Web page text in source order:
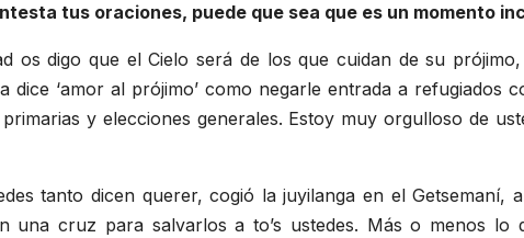
tus oraciones, puede que sea que es un momento
os digo que el Cielo será de los que cuidan de su
dice ‘amor al prójimo’ como negarle entrada a
y elecciones generales. Estoy muy orgulloso de
tanto dicen querer, cogió la juyilanga en el Getsemaní,
una cruz para salvarlos a to’s ustedes. Más o menos lo